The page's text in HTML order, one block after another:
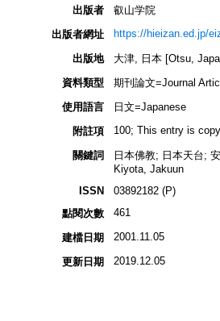
出版者
叡山学院
出版者網址
https://hieizan.ed.jp/
出版地
大津, 日本 [Otsu,
資料類型
期刊論文=Journal
使用語言
日文=Japanese
附註項
100; This entry is
關鍵詞
日本佛教; 日本天台;
Kiyota, Jakuun
ISSN
03892182 (P)
點閱次數
461
建檔日期 2001.11.05
更新日期 2019.12.05